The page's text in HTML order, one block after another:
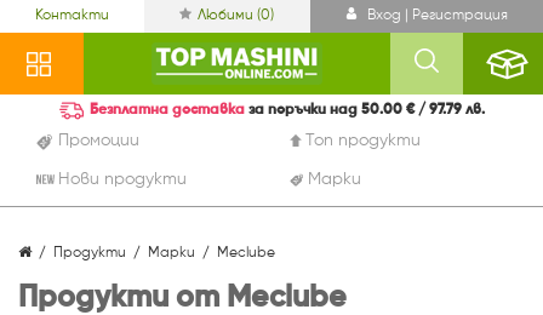
Контакти Любими (0) Вход | Регистрация
Промоции Топ продукти
Нови продукти Марки
Безплатна доставка за поръчки над 50.00 € / 97.79 лв.
Продукти Марки Meclube
Продукти от Meclube